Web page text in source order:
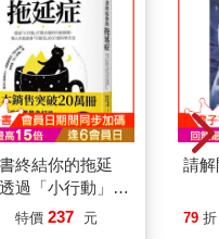
事物並非重點」，或者
，例如：二十世紀初葉的
身於一個原則──他們的作
與美麗的事物仍然是讚美
到底應該如何定義。
終結你的拖延
過「小行動」打
的行動開關，懶
特價 237 元
請解
79 折